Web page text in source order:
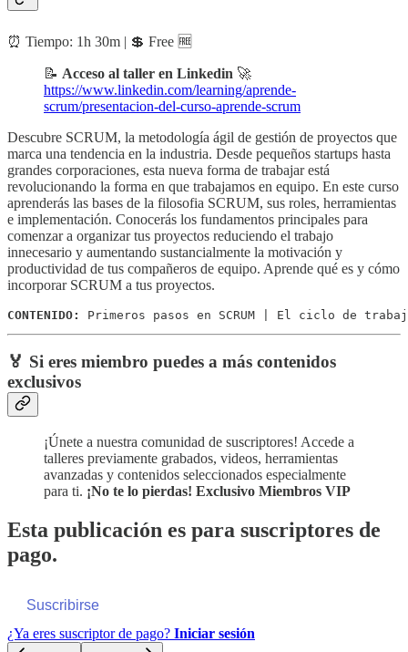
⏰ Tiempo: 1h 30m | 💲 Free 🆓
📝 Acceso al taller en Linkedin 🚀
https://www.linkedin.com/learning/aprende-
scrum/presentacion-del-curso-aprende-scrum
Descubre SCRUM, la metodología ágil de gestión de proyectos que
marca una tendencia en la industria. Desde pequeños startups hasta
grandes corporaciones, esta nueva forma de trabajar está
revolucionando la forma en que trabajamos en equipo. En este curso
aprenderás las bases de la filosofia SCRUM, sus roles, herramientas
e implementación. Conocerás los fundamentos principales para
comenzar a organizar tus proyectos reduciendo el trabajo
innecesario y aumentando sustancialmente la motivación y
productividad de tus compañeros de equipo. Aprende qué es y cómo
incorporar SCRUM a tus proyectos.
CONTENIDO: Primeros pasos en SCRUM | El ciclo de trabajo
🏅 Si eres miembro puedes a más contenidos
exclusivos
¡Únete a nuestra comunidad de suscriptores! Accede a
talleres previamente grabados, videos, herramientas
avanzadas y contenidos seleccionados especialmente
para ti. ¡No te lo pierdas! Exclusivo Miembros VIP
Esta publicación es para suscriptores de
pago.
Suscribirse
¿Ya eres suscriptor de pago? Iniciar sesión